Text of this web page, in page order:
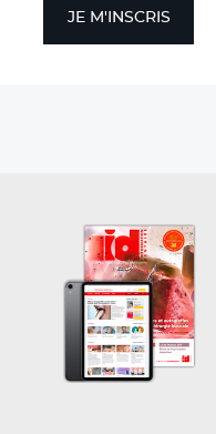
JE M'INSCRIS